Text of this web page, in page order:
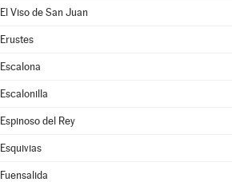
El Viso de San Juan
Erustes
Escalona
Escalonilla
Espinoso del Rey
Esquivias
Fuensalida